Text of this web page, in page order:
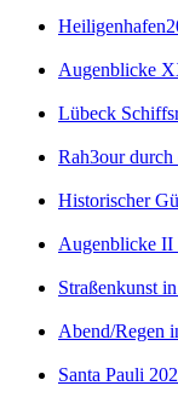
Augenblicke
Lübeck
Rah3our
Historischer
Augenblicke II
Straßenkunst
Abend/Regen
Santa Pauli